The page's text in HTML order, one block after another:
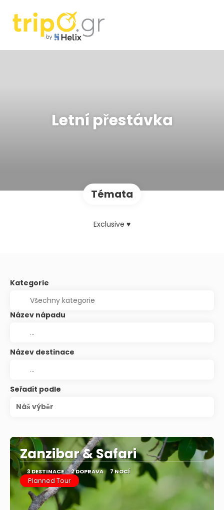
Letní přestávka
Témata
Exclusive ♥
Kategorie
Název nápadu
Název destinace
Seřadit podle
Náš výběr
Zanzibar & Safari
3 DESTINACE 2 DOPRAVA 7 NOCÍ
Planned Tour